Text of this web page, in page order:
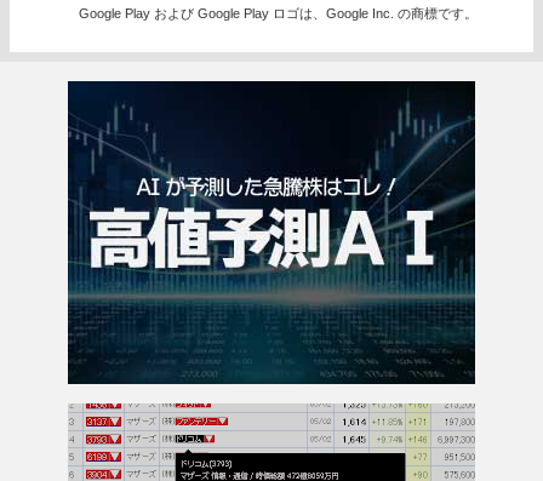
Google Play および Google Play ロゴは、Google Inc. の商標です。